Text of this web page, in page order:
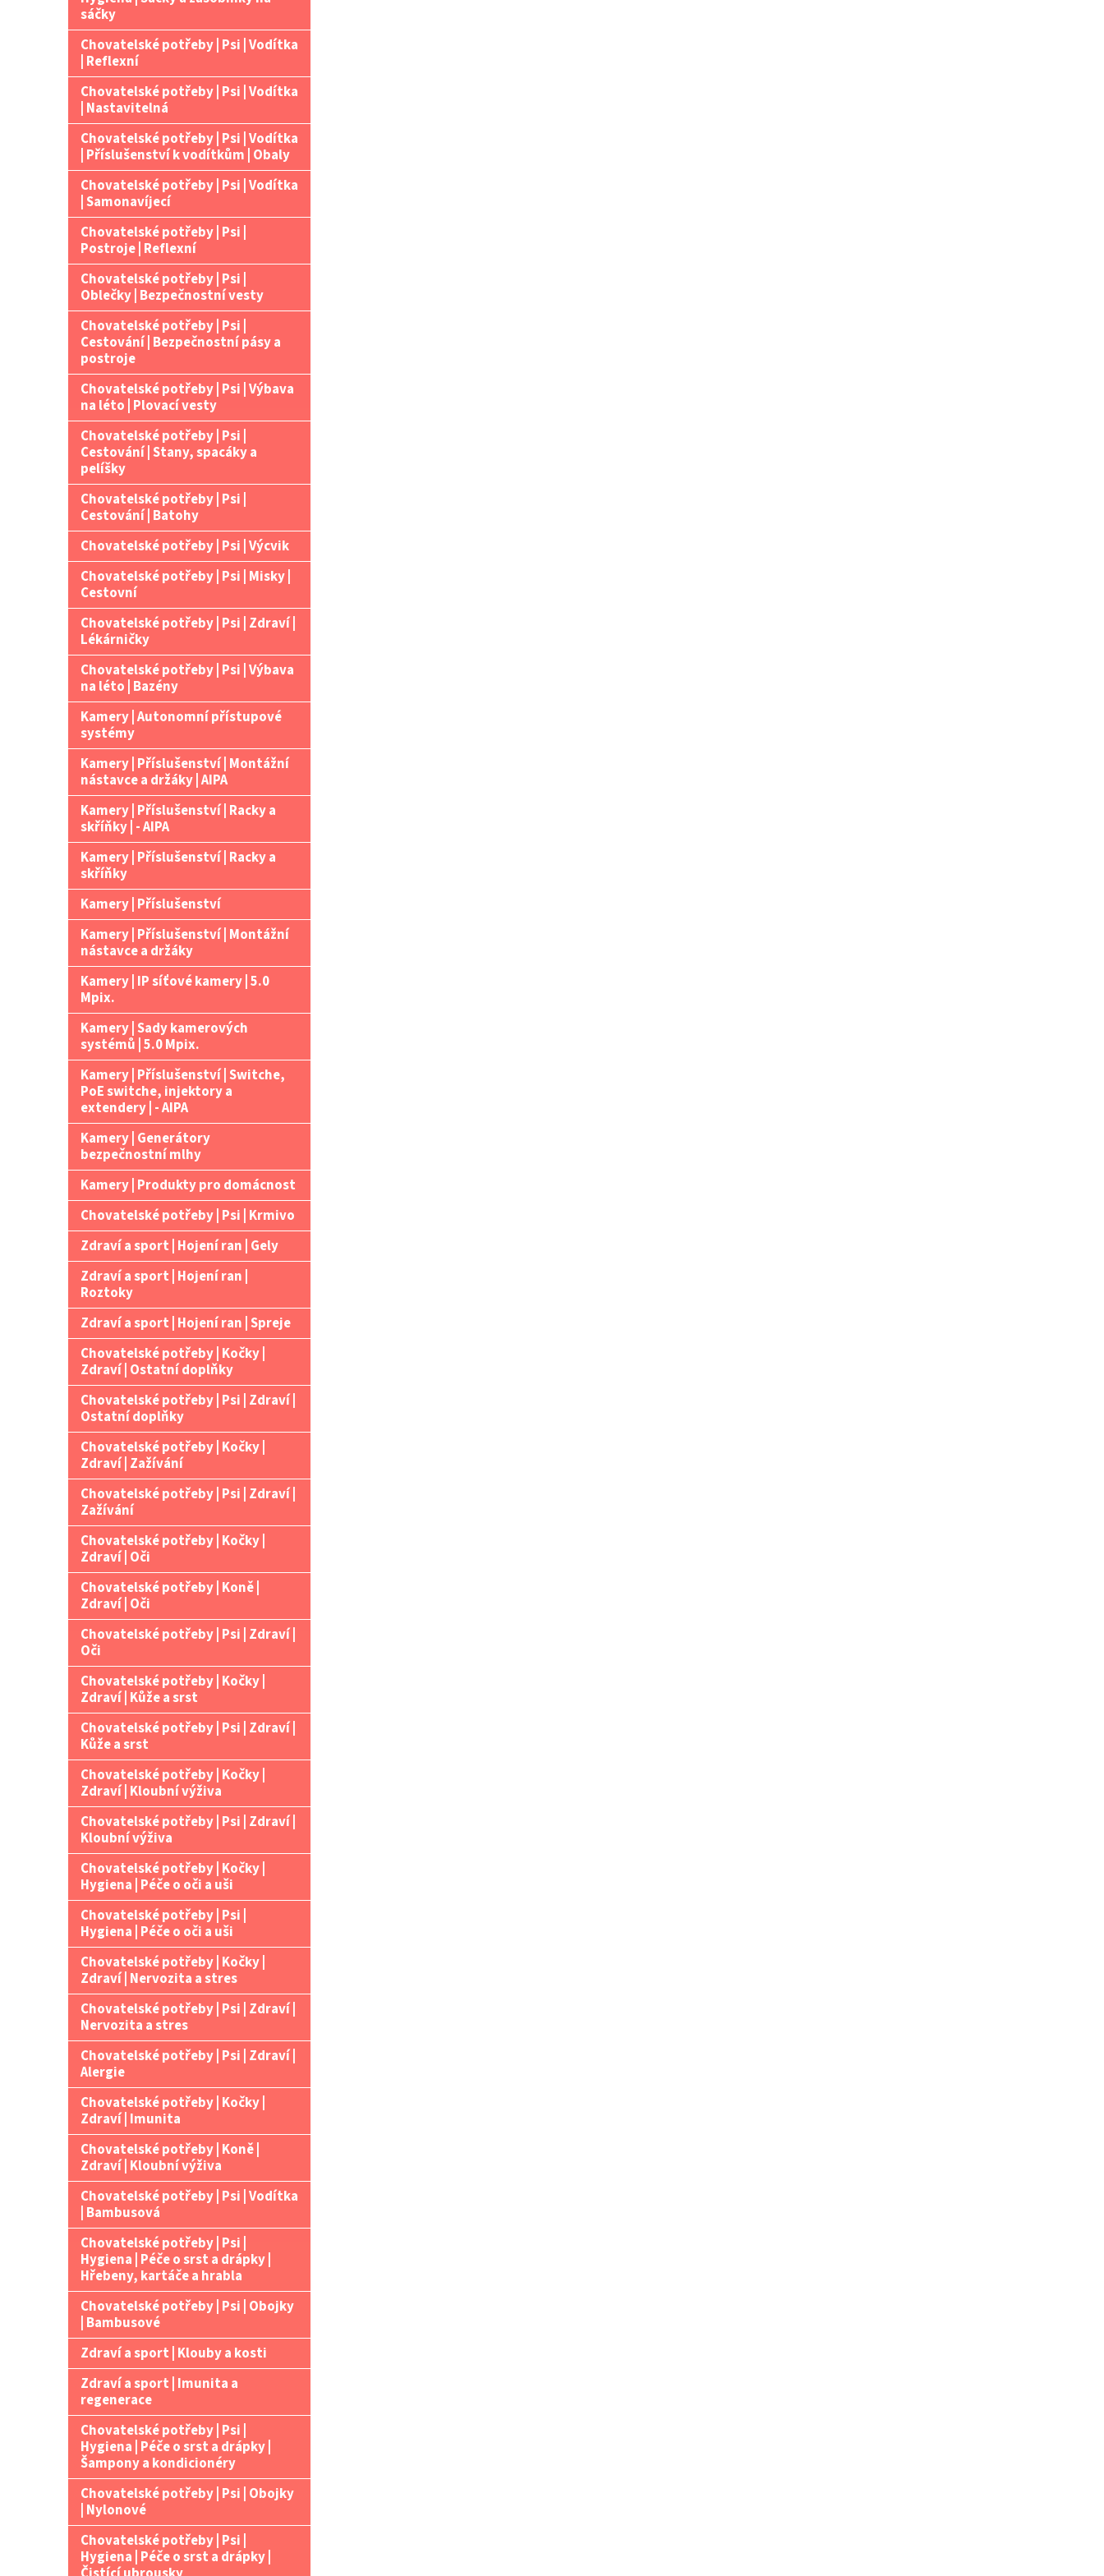
e
sáčky
Chovatelské potřeby | Psi | Vodítka
| Reflexní
Chovatelské potřeby | Psi | Vodítka
| Nastavitelná
Chovatelské potřeby | Psi | Vodítka
| Příslušenství k vodítkům | Obaly
Chovatelské potřeby | Psi | Vodítka
| Samonavíjecí
Chovatelské potřeby | Psi |
Postroje | Reflexní
Chovatelské potřeby | Psi |
Oblečky | Bezpečnostní vesty
Chovatelské potřeby | Psi |
Cestování | Bezpečnostní pásy a
postroje
Chovatelské potřeby | Psi | Výbava
na léto | Plovací vesty
Chovatelské potřeby | Psi |
Cestování | Stany, spacáky a
pelíšky
Chovatelské potřeby | Psi |
Cestování | Batohy
Chovatelské potřeby | Psi | Výcvik
Chovatelské potřeby | Psi | Misky |
Cestovní
Chovatelské potřeby | Psi | Zdraví |
Lékárničky
Chovatelské potřeby | Psi | Výbava
na léto | Bazény
Kamery | Autonomní přístupové
systémy
Kamery | Příslušenství | Montážní
nástavce a držáky | AIPA
Kamery | Příslušenství | Racky a
skříňky | - AIPA
Kamery | Příslušenství | Racky a
skříňky
Kamery | Příslušenství
Kamery | Příslušenství | Montážní
nástavce a držáky
Kamery | IP síťové kamery | 5.0
Mpix.
Kamery | Sady kamerových
systémů | 5.0 Mpix.
Kamery | Příslušenství | Switche,
PoE switche, injektory a
extendery | - AIPA
Kamery | Generátory
bezpečnostní mlhy
Kamery | Produkty pro domácnost
Chovatelské potřeby | Psi | Krmivo
Zdraví a sport | Hojení ran | Gely
Zdraví a sport | Hojení ran |
Roztoky
Zdraví a sport | Hojení ran | Spreje
Chovatelské potřeby | Kočky |
Zdraví | Ostatní doplňky
Chovatelské potřeby | Psi | Zdraví |
Ostatní doplňky
Chovatelské potřeby | Kočky |
Zdraví | Zažívání
Chovatelské potřeby | Psi | Zdraví |
Zažívání
Chovatelské potřeby | Kočky |
Zdraví | Oči
Chovatelské potřeby | Koně |
Zdraví | Oči
Chovatelské potřeby | Psi | Zdraví |
Oči
Chovatelské potřeby | Kočky |
Zdraví | Kůže a srst
Chovatelské potřeby | Psi | Zdraví |
Kůže a srst
Chovatelské potřeby | Kočky |
Zdraví | Kloubní výživa
Chovatelské potřeby | Psi | Zdraví |
Kloubní výživa
Chovatelské potřeby | Kočky |
Hygiena | Péče o oči a uši
Chovatelské potřeby | Psi |
Hygiena | Péče o oči a uši
Chovatelské potřeby | Kočky |
Zdraví | Nervozita a stres
Chovatelské potřeby | Psi | Zdraví |
Nervozita a stres
Chovatelské potřeby | Psi | Zdraví |
Alergie
Chovatelské potřeby | Kočky |
Zdraví | Imunita
Chovatelské potřeby | Koně |
Zdraví | Kloubní výživa
Chovatelské potřeby | Psi | Vodítka
| Bambusová
Chovatelské potřeby | Psi |
Hygiena | Péče o srst a drápky |
Hřebeny, kartáče a hrabla
Chovatelské potřeby | Psi | Obojky
| Bambusové
Zdraví a sport | Klouby a kosti
Zdraví a sport | Imunita a
regenerace
Chovatelské potřeby | Psi |
Hygiena | Péče o srst a drápky |
Šampony a kondicionéry
Chovatelské potřeby | Psi | Obojky
| Nylonové
Chovatelské potřeby | Psi |
Hygiena | Péče o srst a drápky |